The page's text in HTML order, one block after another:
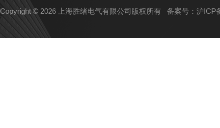
Copyright © 2026 上海胜绪电气有限公司版权所有 备案号：沪ICP